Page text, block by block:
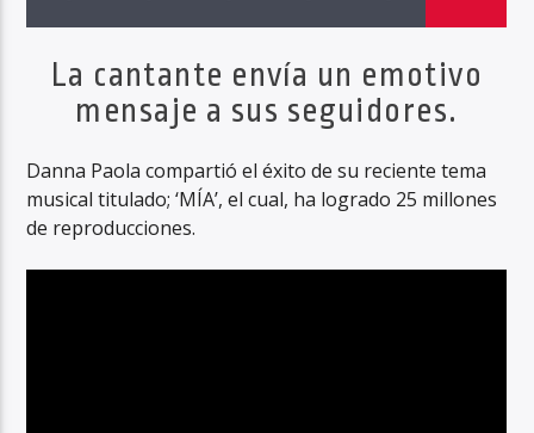
Haahil FM
La cantante envía un emotivo
mensaje a sus seguidores.
Danna Paola compartió el éxito de su reciente tema
musical titulado; ‘MÍA’, el cual, ha logrado 25 millones
de reproducciones.